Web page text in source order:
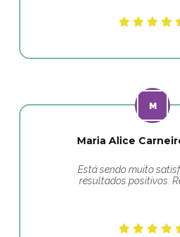
Maria Alice
Está sendo muito
resultados positivos.